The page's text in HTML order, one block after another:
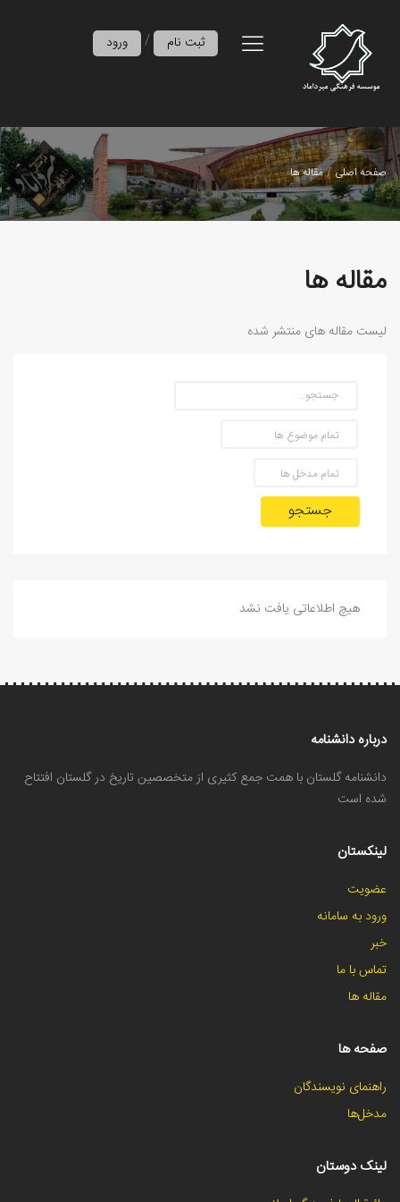
ورود / ثبت نام
صفحه اصلی مقاله ها
مقاله ها
لیست مقاله های منتشر شده
جستجو
هیچ اطلاعاتی یافت نشد
درباره دانشنامه
دانشنامه گلستان با همت جمع کثیری از متخصصین تاریخ در گلستان افتتاح
شده است
لینکستان
عضویت
ورود به سامانه
خبر
تماس با ما
مقاله ها
صفحه ها
راهنمای نویسندگان
مدخل‌ها
لینک دوستان